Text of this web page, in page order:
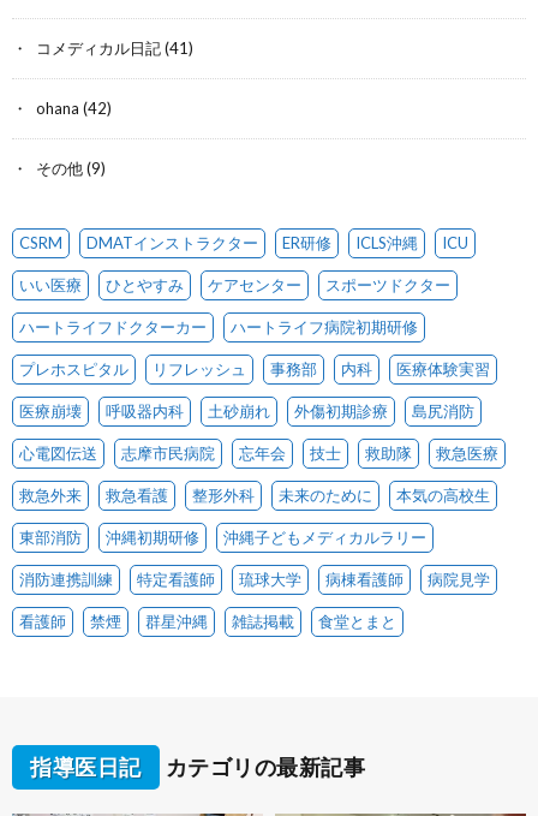
コメディカル日記(41)
ohana (42)
その他(9)
CSRM DMATインストラクター ER研修 ICLS沖縄 ICU
いい医療 ひとやすみ ケアセンター スポーツドクター
ハートライフドクターカー ハートライフ病院初期研修
プレホスピタル リフレッシュ 事務部 内科 医療体験実習
医療崩壊 呼吸器内科 土砂崩れ 外傷初期診療 島尻消防
心電図伝送 志摩市民病院 忘年会 技士 救助隊 救急医療
救急外来 救急看護 整形外科 未来のために 本気の高校生
東部消防 沖縄初期研修 沖縄子どもメディカルラリー
消防連携訓練 特定看護師 琉球大学 病棟看護師 病院見学
看護師 禁煙 群星沖縄 雑誌掲載 食堂とまと
指導医日記 カテゴリの最新記事